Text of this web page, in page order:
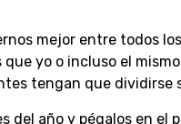
mejor entre todos
yo o incluso el
tengan que dividirse
del año y pégalos en el